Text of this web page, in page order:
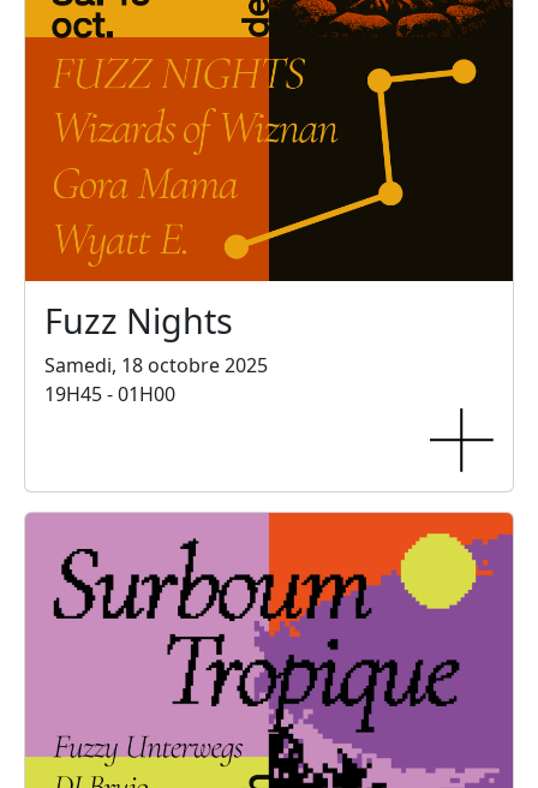
Fuzz Nights
Samedi, 18 octobre 2025
19H45 - 01H00